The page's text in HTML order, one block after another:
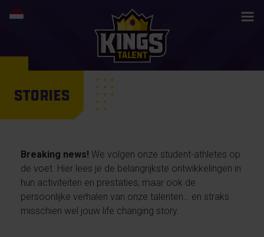
STORIES
Breaking news! We volgen onze student-athletes op
de voet. Hier lees je de belangrijkste ontwikkelingen in
hun activiteiten en prestaties, maar ook de
persoonlijke verhalen van onze talenten… en straks
misschien wel jouw life changing story.